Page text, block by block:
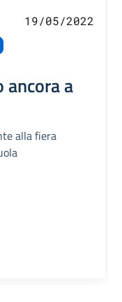
19/05/2022
a
alla fiera